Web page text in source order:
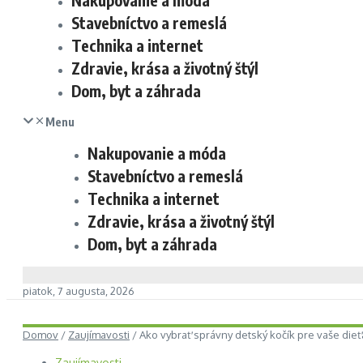
Stavebníctvo a remeslá
Technika a internet
Zdravie, krása a životný štýl
Dom, byt a záhrada
Menu
Nakupovanie a móda
Stavebníctvo a remeslá
Technika a internet
Zdravie, krása a životný štýl
Dom, byt a záhrada
piatok, 7 augusta, 2026
Domov / Zaujímavosti /Ako vybrať správny detský kočík pre vaše